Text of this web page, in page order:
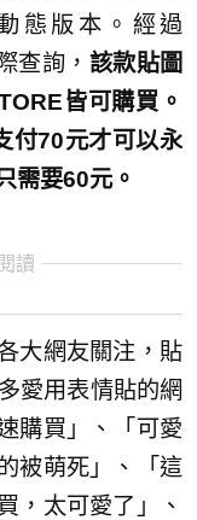
態版本。經過
查詢， 該款貼圖
皆可購買。
付70元才可以永
需要60元。
讀
大網友關注，貼
愛用表情貼的網
購買」、「可愛
被萌死」、「這
，太可愛了」、